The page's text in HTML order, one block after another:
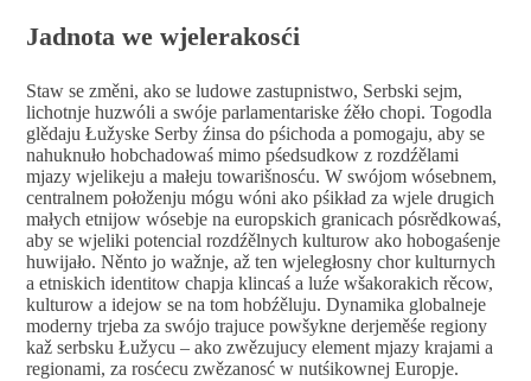
Jadnota we wjelerakosći
Staw se změni, ako se ludowe zastupnistwo, Serbski sejm,
lichotnje huzwóli a swóje parlamentariske źěło chopi. Togodla
glědaju Łužyske Serby źinsa do pśichoda a pomogaju, aby se
nahuknuło hobchadowaś mimo pśedsudkow z rozdźělami
mjazy wjelikeju a małeju towarišnosću. W swójom wósebnem,
centralnem połoženju mógu wóni ako pśikład za wjele drugich
małych etnijow wósebje na europskich granicach pósrědkowaś,
aby se wjeliki potencial rozdźělnych kulturow ako hobogaśenje
huwijało. Něnto jo wažnje, až ten wjeległosny chor kulturnych
a etniskich identitow chapja klincaś a luźe wšakorakich rěcow,
kulturow a idejow se na tom hobźěluju. Dynamika globalneje
moderny trjeba za swójo trajuce powšykne derjeměśe regiony
kaž serbsku Łužycu – ako zwězujucy element mjazy krajami a
regionami, za rosćecu zwězanosć w nutśikownej Europje.